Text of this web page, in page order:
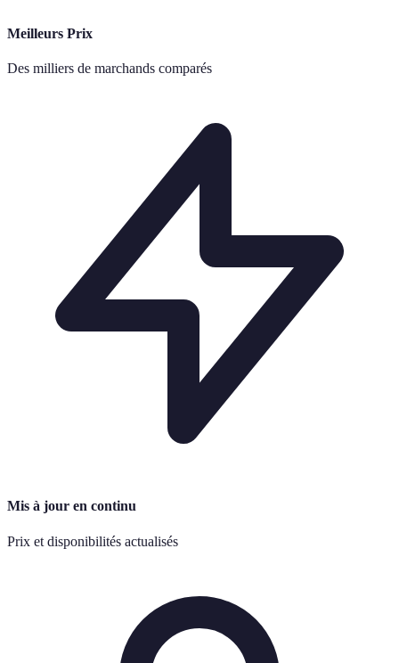
Meilleurs Prix
Des milliers de marchands comparés
Mis à jour en continu
Prix et disponibilités actualisés